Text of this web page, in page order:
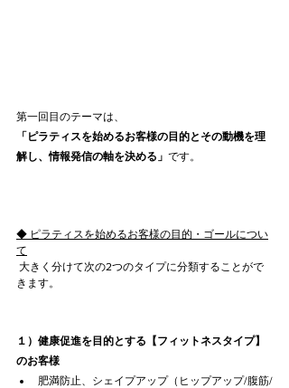
第一回目のテーマは、
「ピラティスを始めるお客様の目的とその動機を理
解し、情報発信の軸を決める」 です。
◆ ピラティスを始めるお客様の目的・ゴールについ
て
きます。
１）健康促進を目的とする 【フィットネスタイプ】
のお客様
肥満防止、シェイプアップ（ヒップアップ/腹筋/